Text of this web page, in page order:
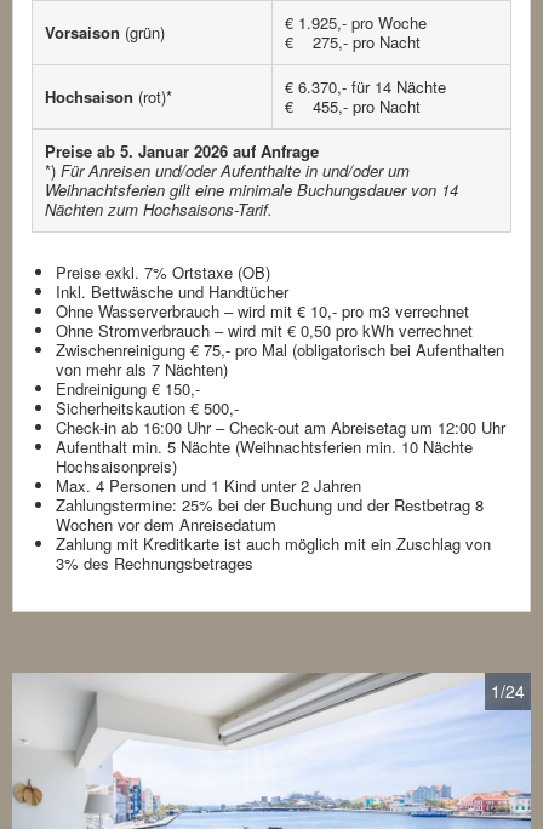
Vorsaison (grün)
€ 1.925,- pro Woche
€ 275,- pro Nacht
Hochsaison (rot)*
€ 6.370,- für 14 Nächte
€ 455,- pro Nacht
Preise ab 5. Januar 2026 auf Anfrage
*) Für Anreisen und/oder Aufenthalte in und/oder um
Weihnachtsferien gilt eine minimale Buchungsdauer von 14
Nächten zum Hochsaisons-Tarif.
Preise exkl. 7% Ortstaxe (OB)
Inkl. Bettwäsche und Handtücher
Ohne Wasserverbrauch – wird mit € 10,- pro m3 verrechnet
Ohne Stromverbrauch – wird mit € 0,50 pro kWh verrechnet
Zwischenreinigung € 75,- pro Mal (obligatorisch bei Aufenthalten
von mehr als 7 Nächten)
Endreinigung € 150,-
Sicherheitskaution € 500,-
Check-in ab 16:00 Uhr – Check-out am Abreisetag um 12:00 Uhr
Aufenthalt min. 5 Nächte (Weihnachtsferien min. 10 Nächte
Hochsaisonpreis)
Max. 4 Personen und 1 Kind unter 2 Jahren
Zahlungstermine: 25% bei der Buchung und der Restbetrag 8
Wochen vor dem Anreisedatum
Zahlung mit Kreditkarte ist auch möglich mit ein Zuschlag von
3% des Rechnungsbetrages
1/24